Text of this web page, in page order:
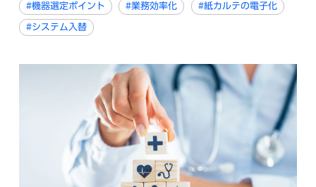
#機器選定ポイント #業務効率化 #紙カルテの電子化
#システム入替